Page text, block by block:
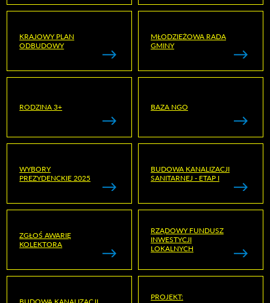
KRAJOWY PLAN
ODBUDOWY
MŁODZIEŻOWA RADA
GMINY
RODZINA 3+ BAZA NGO
WYBORY
PREZYDENCKIE 2025
BUDOWA KANALIZACJI
SANITARNEJ - ETAP I
ZGŁOŚ AWARIĘ
KOLEKTORA
RZĄDOWY FUNDUSZ
INWESTYCJI
LOKALNYCH
PROJEKT: